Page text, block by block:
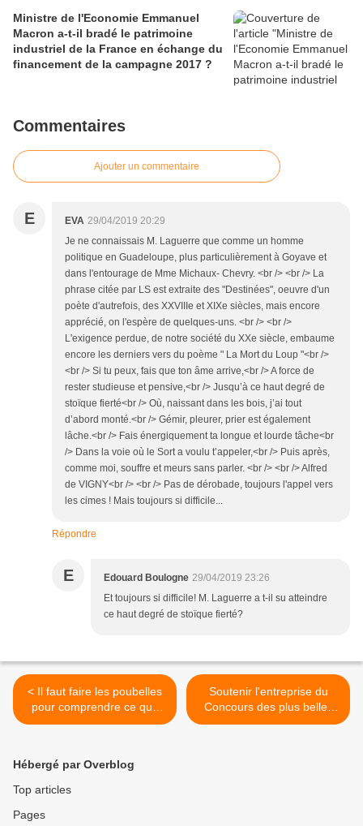
Ministre de l'Economie Emmanuel
Macron a-t-il bradé le patrimoine
industriel de la France en échange du
financement de la campagne 2017 ?
Commentaires
Ajouter un commentaire
E EVA 29/04/2019 20:29
Je ne connaissais M. Laguerre que comme un homme
politique en Guadeloupe, plus particulièrement à Goyave et
dans l'entourage de Mme Michaux- Chevry. <br /> <br /> La
phrase citée par LS est extraite des "Destinées", oeuvre d'un
poète d'autrefois, des XXVIIIe et XIXe siècles, mais encore
apprécié, on l'espère de quelques-uns. <br /> <br />
L'exigence perdue, de notre société du XXe siècle, embaume
encore les derniers vers du poème " La Mort du Loup "<br />
<br /> Si tu peux, fais que ton âme arrive,<br /> A force de
rester studieuse et pensive,<br /> Jusqu’à ce haut degré de
stoïque fierté<br /> Où, naissant dans les bois, j’ai tout
d’abord monté.<br /> Gémir, pleurer, prier est également
lâche.<br /> Fais énergiquement ta longue et lourde tâche<br
/> Dans la voie où le Sort a voulu t’appeler,<br /> Puis après,
comme moi, souffre et meurs sans parler. <br /> <br /> Alfred
de VIGNY<br /> <br /> Pas de dérobade, toujours l'appel vers
les cimes ! Mais toujours si difficile...
Répondre
E Edouard Boulogne 29/04/2019 23:26
Et toujours si difficile! M. Laguerre a t-il su atteindre
ce haut degré de stoïque fierté?
< Il faut faire les poubelles
pour comprendre ce que
sont les « modèles »
Soutenir l'entreprise du
Concours des plus belles
voix d'Outre-Mer. >
Hébergé par Overblog
Top articles
Pages